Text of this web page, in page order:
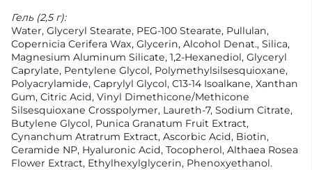
Гель (2,5 г):
Water, Glyceryl Stearate, PEG‑100 Stearate, Pullulan,
Copernicia Cerifera Wax, Glycerin, Alcohol Denat., Silica,
Magnesium Aluminum Silicate, 1,2‑Hexanediol, Glyceryl
Caprylate, Pentylene Glycol, Polymethylsilsesquioxane,
Polyacrylamide, Caprylyl Glycol, C13‑14 Isoalkane, Xanthan
Gum, Citric Acid, Vinyl Dimethicone/Methicone
Silsesquioxane Crosspolymer, Laureth‑7, Sodium Citrate,
Butylene Glycol, Punica Granatum Fruit Extract,
Cynanchum Atratrum Extract, Ascorbic Acid, Biotin,
Ceramide NP, Hyaluronic Acid, Tocopherol, Althaea Rosea
Flower Extract, Ethylhexylglycerin, Phenoxyethanol.